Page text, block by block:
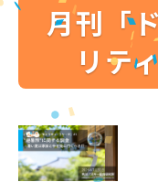
月刊「
リテ